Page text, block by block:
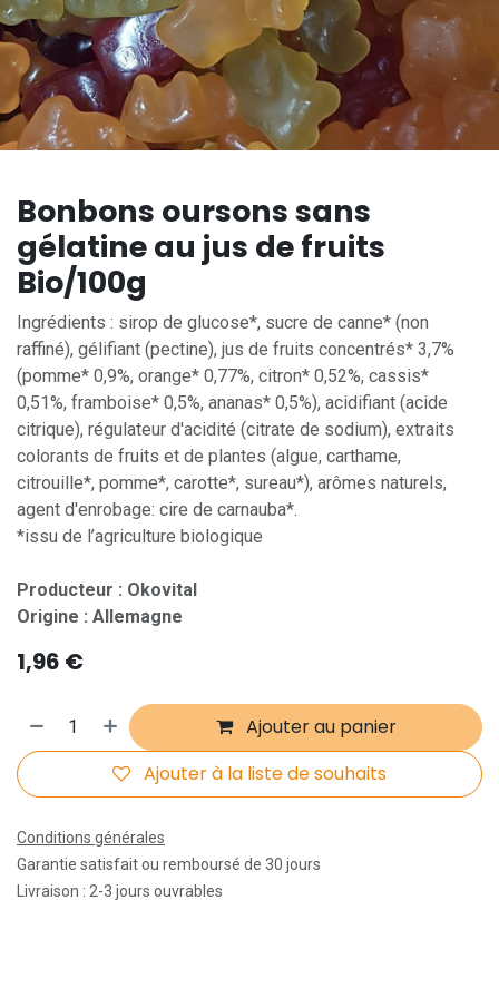
Bonbons oursons sans
gélatine au jus de fruits
Bio/100g
Ingrédients : sirop de glucose*, sucre de canne* (non
raffiné), gélifiant (pectine), jus de fruits concentrés* 3,7%
(pomme* 0,9%, orange* 0,77%, citron* 0,52%, cassis*
0,51%, framboise* 0,5%, ananas* 0,5%), acidifiant (acide
citrique), régulateur d'acidité (citrate de sodium), extraits
colorants de fruits et de plantes (algue, carthame,
citrouille*, pomme*, carotte*, sureau*), arômes naturels,
agent d'enrobage: cire de carnauba*.
*issu de l’agriculture biologique
Producteur : Okovital
Origine : Allemagne
1,96 €
Ajouter au panier
Ajouter à la liste de souhaits
Conditions générales
Garantie satisfait ou remboursé de 30 jours
Livraison : 2-3 jours ouvrables